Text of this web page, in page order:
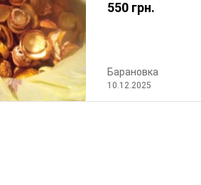
550 грн.
Барановка
10.12.2025